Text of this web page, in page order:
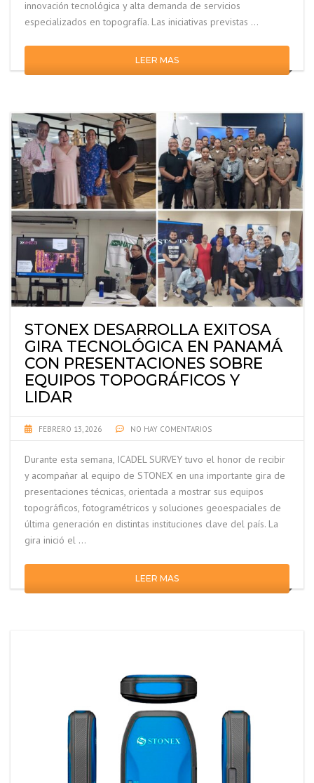
innovación tecnológica y alta demanda de servicios
especializados en topografía. Las iniciativas previstas …
LEER MAS
STONEX DESARROLLA EXITOSA
GIRA TECNOLÓGICA EN PANAMÁ
CON PRESENTACIONES SOBRE
EQUIPOS TOPOGRÁFICOS Y
LIDAR
FEBRERO 13, 2026 NO HAY COMENTARIOS
Durante esta semana, ICADEL SURVEY tuvo el honor de recibir
y acompañar al equipo de STONEX en una importante gira de
presentaciones técnicas, orientada a mostrar sus equipos
topográficos, fotogramétricos y soluciones geoespaciales de
última generación en distintas instituciones clave del país. La
gira inició el …
LEER MAS